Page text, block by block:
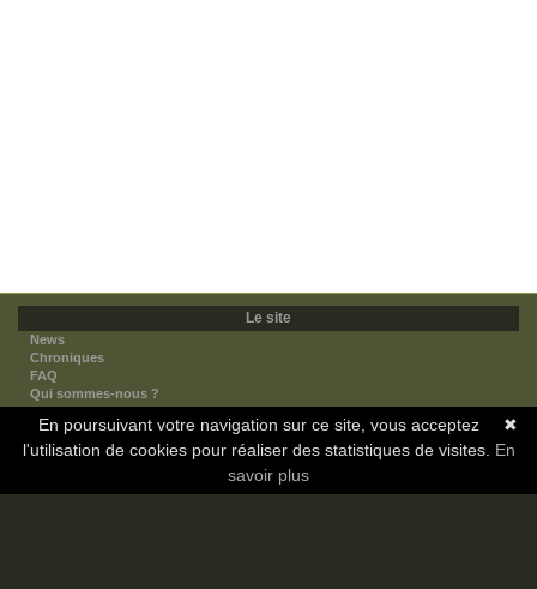
Le site
News
Chroniques
FAQ
Qui sommes-nous ?
Nos partenaires
Faites-nous connaitre
Nous contacter
✖
En poursuivant votre navigation sur ce site, vous acceptez
l'utilisation de cookies pour réaliser des statistiques de visites. En
savoir plus